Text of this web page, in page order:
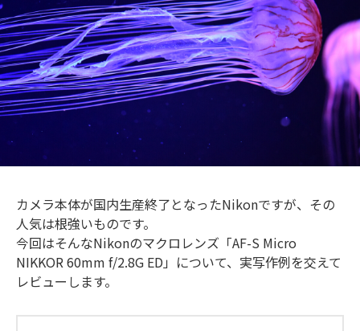
カメラ本体が国内生産終了となったNikonですが、その
人気は根強いものです。
今回はそんなNikonのマクロレンズ「AF-S Micro
NIKKOR 60mm f/2.8G ED」について、実写作例を交えて
レビューします。